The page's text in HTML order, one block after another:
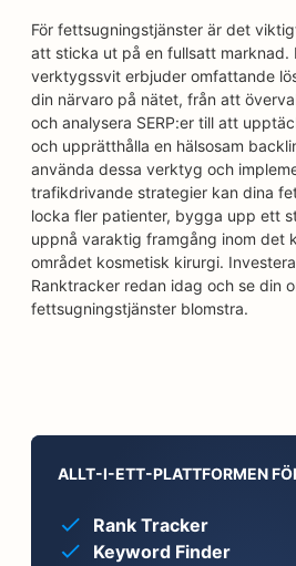
För fettsugningstjänster är det
att sticka ut på en fullsatt marknad.
verktygssvit erbjuder omfattande
din närvaro på nätet, från att
och analysera SERP:er till att
och upprätthålla en hälsosam
använda dessa verktyg och
trafikdrivande strategier kan dina
locka fler patienter, bygga upp ett
uppnå varaktig framgång inom det
området kosmetisk kirurgi.
Ranktracker redan idag och se din
fettsugningstjänster blomstra.
ALLT-I-ETT-PLATTFORMEN
Rank Tracker
Keyword Finder